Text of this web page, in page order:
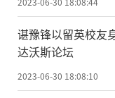
谌豫锋以留英校友
达沃斯论坛
2023-06-30 18:08:10